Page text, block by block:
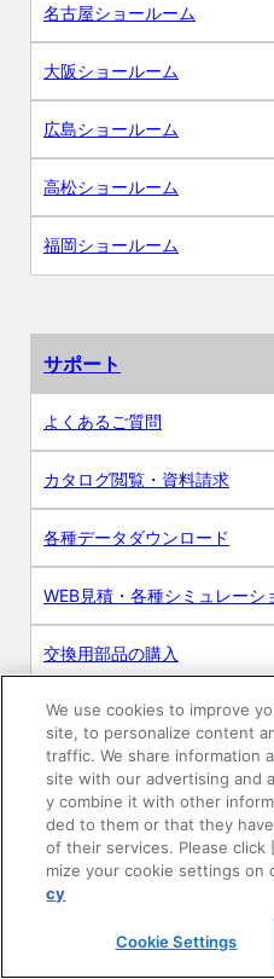
名古屋ショールーム
大阪ショールーム
広島ショールーム
高松ショールーム
福岡ショールーム
サポート
よくあるご質問
カタログ閲覧・資料請求
各種データダウンロード
WEB見積・各種シミュレーシ
交換用部品の購入
修理・点検
お問い合わせ
ログイン
建築・設計関係者様向けサイ
ユーザー登録サービス
We use cookies to improve
site, to personalize content
traffic. We share information
site with our advertising and
y combine it with other
ded to them or that they
of their services. Please
mize your cookie settings on
cy
Cookie Settings